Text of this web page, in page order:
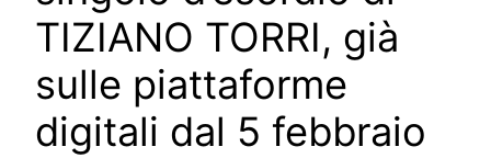
TIZIANO TORRI, già
sulle piattaforme
digitali dal 5 febbraio